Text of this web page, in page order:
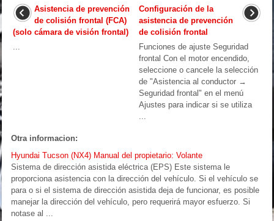
Asistencia de prevención
de colisión frontal (FCA)
(solo cámara de visión frontal)
Configuración de la
asistencia de prevención
de colisión frontal
Funciones de ajuste Seguridad
frontal Con el motor encendido,
seleccione o cancele la selección
de "Asistencia al conductor →
Seguridad frontal" en el menú
Ajustes para indicar si se utiliza
Otra informacion:
Hyundai Tucson (NX4) Manual del propietario: Volante
Sistema de dirección asistida eléctrica (EPS) Este sistema le
proporciona asistencia con la dirección del vehículo. Si el vehículo se
para o si el sistema de dirección asistida deja de funcionar, es posible
manejar la dirección del vehículo, pero requerirá mayor esfuerzo. Si
notase al ...